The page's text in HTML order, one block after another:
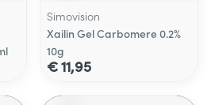
Simovision
Xailin Gel Carbomere 0.2%
10g
€ 11,95